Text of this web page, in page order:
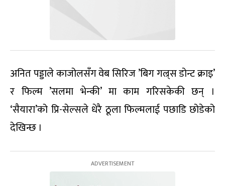
अनित पड्डाले काजोलसँग वेब सिरिज ’बिग गल्र्स डोन्ट क्राइ’
र फिल्म ’सलमा भेन्की’ मा काम गरिसकेकी छन् ।
‘सैयारा’को प्रि-सेल्सले धेरै ठूला फिल्मलाई पछाडि छोडेको
देखिन्छ ।